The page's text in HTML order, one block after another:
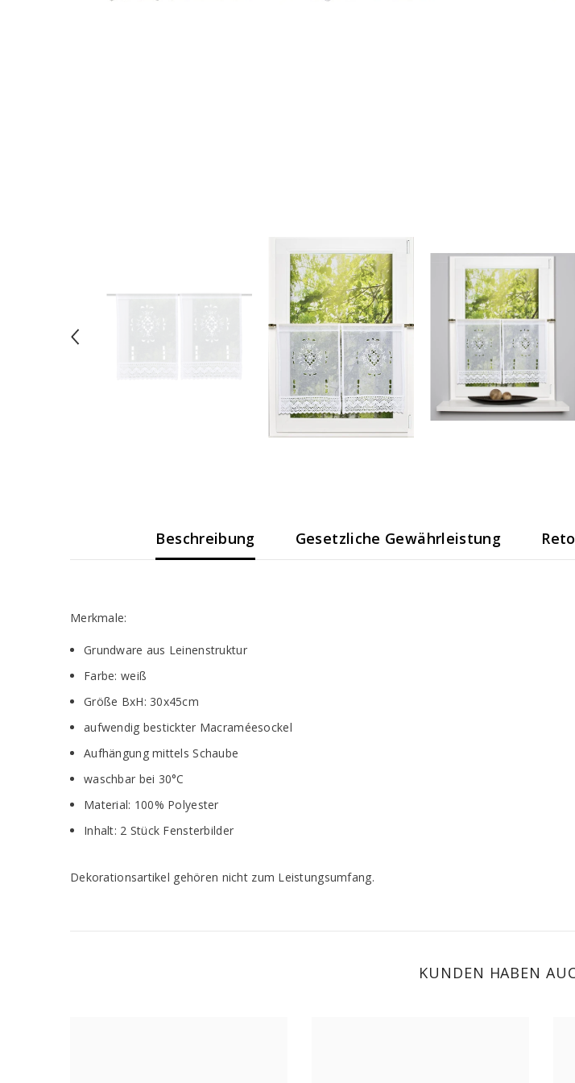
Beschreibung Gesetzliche Gewährleistung
Merkmale:
Grundware aus Leinenstruktur
Farbe: weiß
Größe BxH: 30x45cm
aufwendig bestickter Macraméesockel
Aufhängung mittels Schaube
waschbar bei 30°C
Material: 100% Polyester
Inhalt: 2 Stück Fensterbilder
Dekorationsartikel gehören nicht zum Leistungsumfang.
KUNDEN HABEN